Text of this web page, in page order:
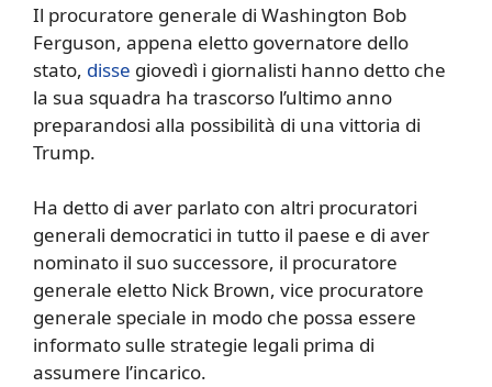
Il procuratore generale di Washington Bob
Ferguson, appena eletto governatore dello
stato, disse giovedì i giornalisti hanno detto che
la sua squadra ha trascorso l’ultimo anno
preparandosi alla possibilità di una vittoria di
Trump.
Ha detto di aver parlato con altri procuratori
generali democratici in tutto il paese e di aver
nominato il suo successore, il procuratore
generale eletto Nick Brown, vice procuratore
generale speciale in modo che possa essere
informato sulle strategie legali prima di
assumere l’incarico.